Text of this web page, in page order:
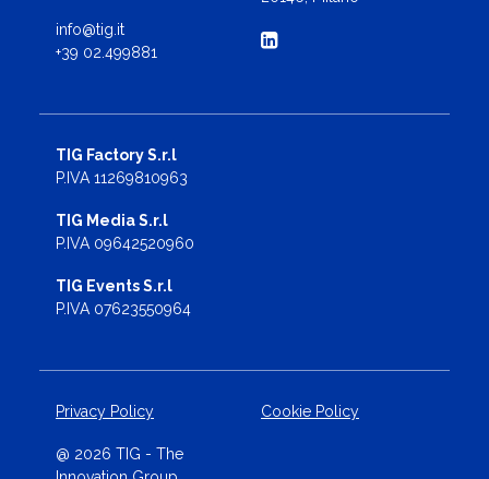
info@tig.it
+39 02.499881
TIG Factory S.r.l
P.IVA 11269810963
TIG Media S.r.l
P.IVA 09642520960
TIG Events S.r.l
P.IVA 07623550964
Privacy Policy Cookie Policy
@ 2026 TIG - The